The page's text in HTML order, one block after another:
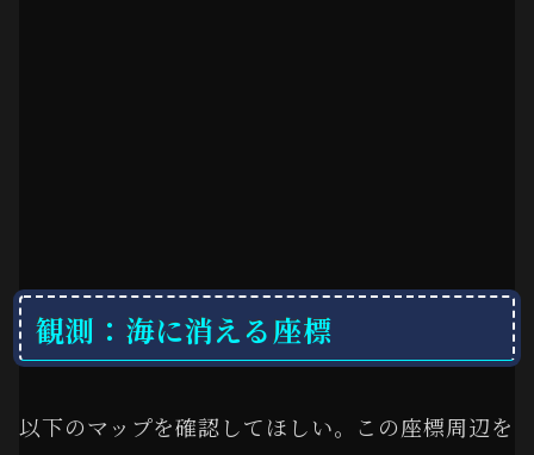
観測：海に消える座標
以下のマップを確認してほしい。この座標周辺を